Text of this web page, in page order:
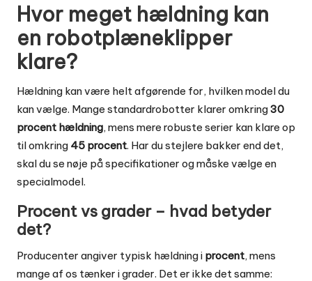
Hvor meget hældning kan
en robotplæneklipper
klare?
Hældning kan være helt afgørende for, hvilken model du
kan vælge. Mange standardrobotter klarer omkring30
procent hældning, mens mere robuste serier kan klare op
til omkring 45 procent. Har du stejlere bakker end det,
skal du se nøje på specifikationer og måske vælge en
specialmodel.
Procent vs grader – hvad betyder
det?
Producenter angiver typisk hældning i procent, mens
mange af os tænker i grader. Det er ikke det samme: